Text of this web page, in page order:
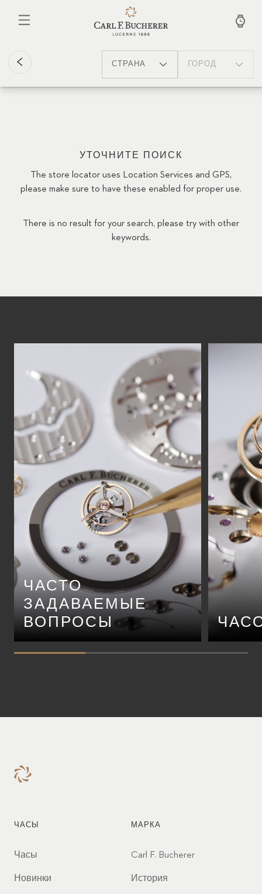
основному
СТРАНА ГОРОД
УТОЧНИТЕ ПОИСК
The store locator uses Location Services and GPS,
please make sure to have these enabled for proper use.
There is no result for your search, please try with other
keywords.
ЧАСТО
ЗАДАВАЕМЫЕ
ВОПРОСЫ
ЧАСЫ
Часы
Новинки
МАРКА
Carl F. Bucherer
История